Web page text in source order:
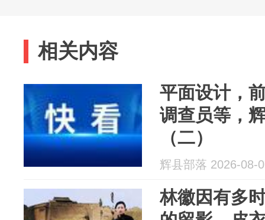
相关内容
平面设计，
调查员等，
（二）
辉县部落 2026-08-
林徽因有多